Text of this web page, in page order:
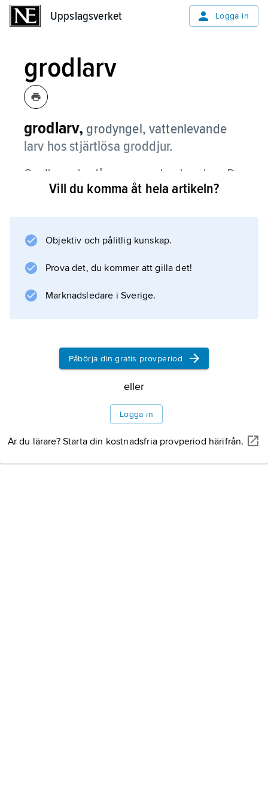
Uppslagsverket Logga in
grodlarv
grodlarv, grodyngel,vattenlevande
larv hos stjärtlösa groddjur.
Grodlarver har lång svans och saknar ben. De
andas med gälar. Under metamorfosen
Vill du komma åt hela artikeln?
Objektiv och pålitlig kunskap.
Prova det, du kommer att gilla det!
Marknadsledare i Sverige.
Påbörja din gratis provperiod
eller
Logga in
Är du lärare? Starta din kostnadsfria provperiod härifrån.